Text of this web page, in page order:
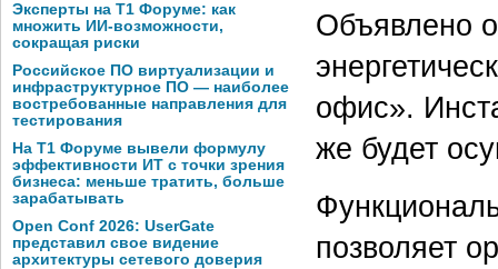
Эксперты на Т1 Форуме: как
множить ИИ-возможности,
сокращая риски
Российское ПО виртуализации и
инфраструктурное ПО — наиболее
востребованные направления для
тестирования
На Т1 Форуме вывели формулу
эффективности ИТ с точки зрения
бизнеса: меньше тратить, больше
зарабатывать
Open Conf 2026: UserGate
представил свое видение
архитектуры сетевого доверия
Объявлено
офис».
же будет
позволяет